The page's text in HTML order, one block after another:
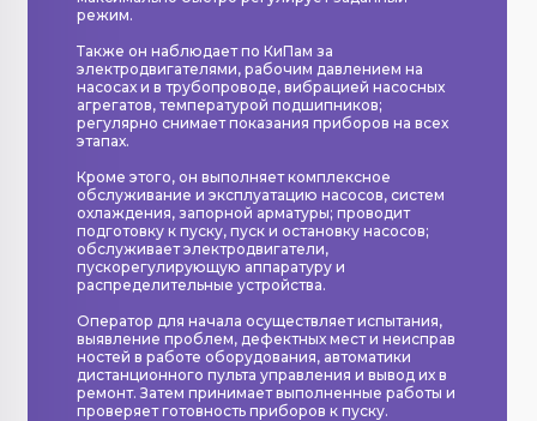
режим.
Также он наблюдает по КиПам за
электродвигателями, рабочим давлением на
насосах и в трубопроводе, вибрацией насосных
агрегатов, температурой подшипников;
регулярно снимает показания приборов на всех
этапах.
Кроме этого, он выполняет комплексное
обслуживание и эксплуатацию насосов, систем
охлаждения, запорной арматуры; проводит
подготовку к пуску, пуск и остановку насосов;
обслуживает электродвигатели,
пускорегулирующую аппаратуру и
распределительные устройства.
Оператор для начала осуществляет испытания,
выявление проблем, дефектных мест и неисправ
ностей в работе оборудования, автоматики
дистанционного пульта управления и вывод их в
ремонт. Затем принимает выполненные работы и
проверяет готовность приборов к пуску.